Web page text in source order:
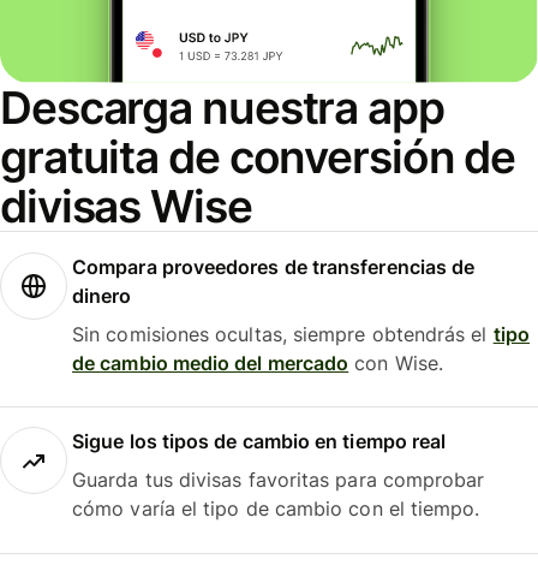
Descarga nuestra app
gratuita de conversión de
divisas Wise
Compara proveedores de transferencias de
dinero
Sin comisiones ocultas, siempre obtendrás el tipo
de cambio medio del mercado con Wise.
Sigue los tipos de cambio en tiempo real
Guarda tus divisas favoritas para comprobar
cómo varía el tipo de cambio con el tiempo.